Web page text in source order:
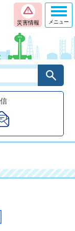
災害情報 メニュー